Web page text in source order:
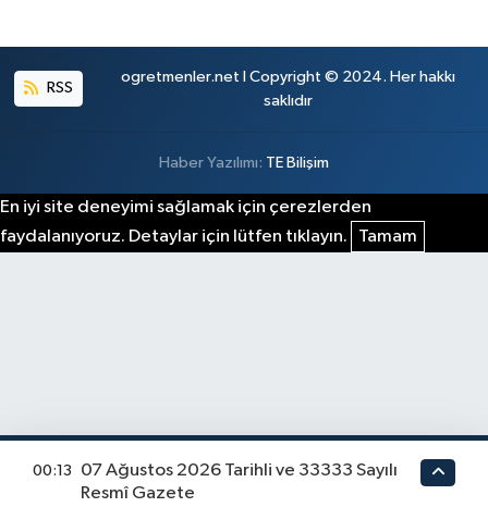
RSS
ogretmenler.net I Copyright © 2024. Her hakkı
saklıdır
Haber Yazılımı: TE Bilişim
En iyi site deneyimi sağlamak için çerezlerden
faydalanıyoruz. Detaylar için lütfen tıklayın.
Tamam
00:13
07 Ağustos 2026 Tarihli ve 33333 Sayılı
Resmî Gazete